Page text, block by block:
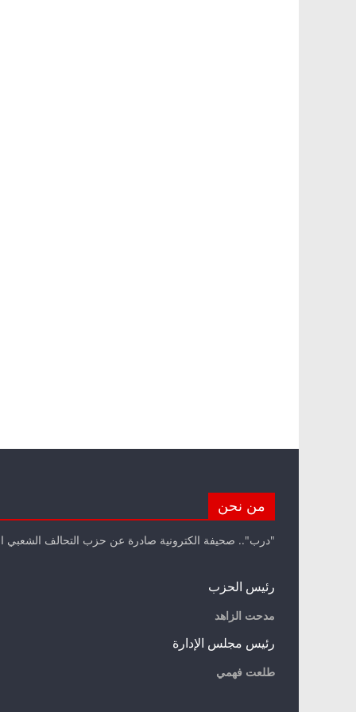
من نحن
"درب".. صحيفة الكترونية صادرة عن حزب التحالف الشعبي
رئيس الحزب
مدحت الزاهد
رئيس مجلس الإدارة
طلعت فهمي